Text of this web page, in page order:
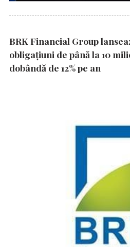
BRK Financial Group
obligațiuni de până la 10
dobândă de 12% pe an